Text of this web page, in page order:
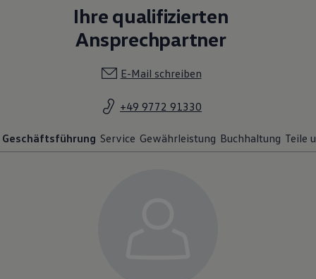
Ihre qualifizierten
Ansprechpartner
E-Mail schreiben
+49 9772 91330
Geschäftsführung Service Gewährleistung Buchhaltung Teile